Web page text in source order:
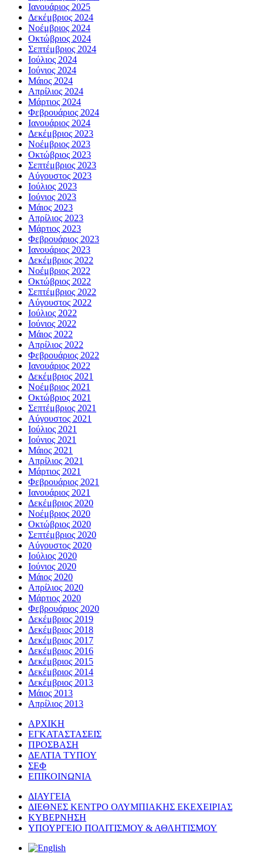
Ιανουάριος 2025
Δεκέμβριος 2024
Νοέμβριος 2024
Οκτώβριος 2024
Σεπτέμβριος 2024
Ιούλιος 2024
Ιούνιος 2024
Μάιος 2024
Απρίλιος 2024
Μάρτιος 2024
Φεβρουάριος 2024
Ιανουάριος 2024
Δεκέμβριος 2023
Νοέμβριος 2023
Οκτώβριος 2023
Σεπτέμβριος 2023
Αύγουστος 2023
Ιούλιος 2023
Ιούνιος 2023
Μάιος 2023
Απρίλιος 2023
Μάρτιος 2023
Φεβρουάριος 2023
Ιανουάριος 2023
Δεκέμβριος 2022
Νοέμβριος 2022
Οκτώβριος 2022
Σεπτέμβριος 2022
Αύγουστος 2022
Ιούλιος 2022
Ιούνιος 2022
Μάιος 2022
Απρίλιος 2022
Φεβρουάριος 2022
Ιανουάριος 2022
Δεκέμβριος 2021
Νοέμβριος 2021
Οκτώβριος 2021
Σεπτέμβριος 2021
Αύγουστος 2021
Ιούλιος 2021
Ιούνιος 2021
Μάιος 2021
Απρίλιος 2021
Μάρτιος 2021
Φεβρουάριος 2021
Ιανουάριος 2021
Δεκέμβριος 2020
Νοέμβριος 2020
Οκτώβριος 2020
Σεπτέμβριος 2020
Αύγουστος 2020
Ιούλιος 2020
Ιούνιος 2020
Μάιος 2020
Απρίλιος 2020
Μάρτιος 2020
Φεβρουάριος 2020
Δεκέμβριος 2019
Δεκέμβριος 2018
Δεκέμβριος 2017
Δεκέμβριος 2016
Δεκέμβριος 2015
Δεκέμβριος 2014
Δεκέμβριος 2013
Μάιος 2013
Απρίλιος 2013
ΑΡΧΙΚΗ
ΕΓΚΑΤΑΣΤΑΣΕΙΣ
ΠΡΟΣΒΑΣΗ
ΔΕΛΤΙΑ ΤΥΠΟΥ
ΣΕΦ
ΕΠΙΚΟΙΝΩΝΙΑ
ΔΙΑΥΓΕΙΑ
ΔΙΕΘΝΕΣ ΚΕΝΤΡΟ ΟΛΥΜΠΙΑΚΗΣ ΕΚΕΧΕΙΡΙΑΣ
ΚΥΒΕΡΝΗΣΗ
ΥΠΟΥΡΓΕΙΟ ΠΟΛΙΤΙΣΜΟΥ & ΑΘΛΗΤΙΣΜΟΥ